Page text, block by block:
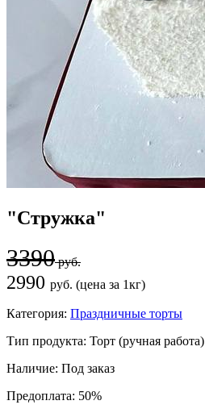
"Стружка"
3390руб.
2990 руб. (цена за 1кг)
Категория: Праздничные торты
Тип продукта: Торт (ручная работа)
Наличие: Под заказ
Предоплата: 50%